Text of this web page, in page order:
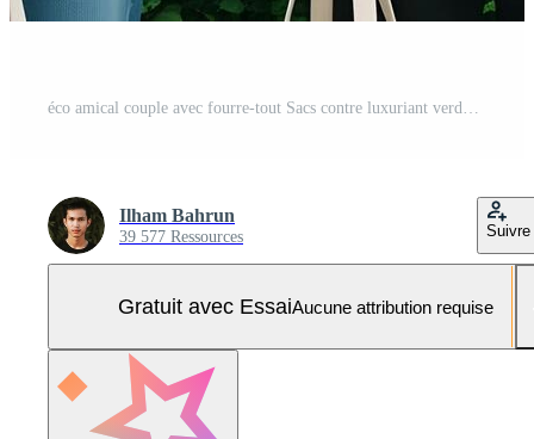
éco amical couple avec fourre-tout Sacs contre luxuriant verdure Photo Pro
Ilham Bahrun
39 577 Ressources Suivre
Gratuit avec EssaiAucune attribution requise